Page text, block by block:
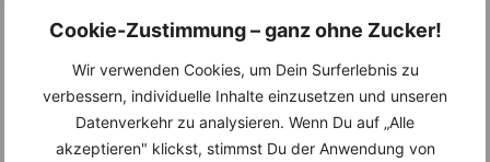
Cookie-Zustimmung – ganz ohne Zucker!
Wir verwenden Cookies, um Dein Surferlebnis zu
verbessern, individuelle Inhalte einzusetzen und unseren
Datenverkehr zu analysieren. Wenn Du auf „Alle
akzeptieren" klickst, stimmst Du der Anwendung von
viele hilfreiche und zeitsparende Möglichkeiten,
um Deine Ernährung optimal zu gestalten.